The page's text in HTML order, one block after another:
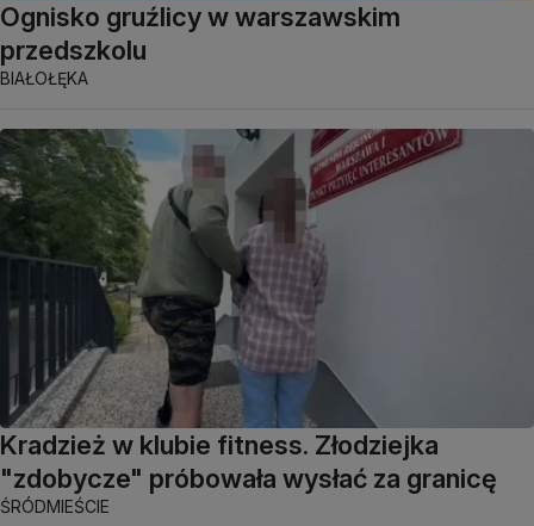
Ognisko gruźlicy w warszawskim
przedszkolu
BIAŁOŁĘKA
Kradzież w klubie fitness. Złodziejka
"zdobycze" próbowała wysłać za granicę
ŚRÓDMIEŚCIE